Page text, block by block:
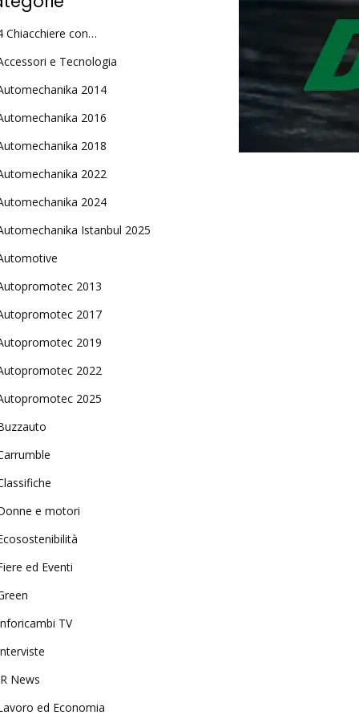
Chiacchiere con…
e Tecnologia
2014
2016
2018
2022
2024
Istanbul 2025
2013
2017
2019
2022
2025
e motori
ed Eventi
TV
News
ed Economia